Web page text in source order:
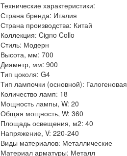
Технические характеристики:
Страна бренда: Италия
Страна производства: Китай
Коллекция: Cigno Collo
Стиль: Модерн
Высота, мм: 700
Диаметр, мм: 900
Тип цоколя: G4
Тип лампочки (основной): Галогеновая
Количество ламп: 18
Мощность лампы, W: 20
Общая мощность, W: 360
Площадь освещения, м2: 40
Напряжение, V: 220-240
Виды материалов: Металлические
Материал арматуры: Металл